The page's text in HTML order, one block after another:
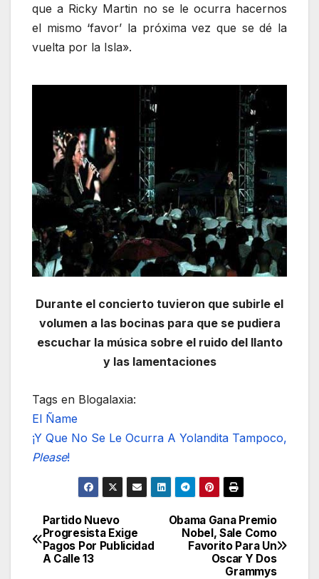
que a Ricky Martin no se le ocurra hacernos
el mismo ‘favor’ la próxima vez que se dé la
vuelta por la Isla».
Durante el concierto tuvieron que subirle el
volumen a las bocinas para que se pudiera
escuchar la música sobre el ruido del llanto
y las lamentaciones
Tags en Blogalaxia:
El Ñame
¡Y Que No Se Le Ocurra A Yolandita Tampoco,
Please!
Navegación
de
Obama Gana Premio
Nobel, Sale Como
Favorito Para Un
Oscar Y Dos
Grammys
Partido Nuevo
Progresista Exige
Pagos Por Publicidad
A Calle 13